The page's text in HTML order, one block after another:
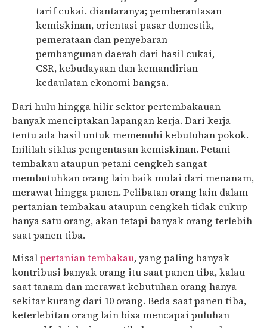
tarif cukai. diantaranya; pemberantasan
kemiskinan, orientasi pasar domestik,
pemerataan dan penyebaran
pembangunan daerah dari hasil cukai,
CSR, kebudayaan dan kemandirian
kedaulatan ekonomi bangsa.
Dari hulu hingga hilir sektor pertembakauan
banyak menciptakan lapangan kerja. Dari kerja
tentu ada hasil untuk memenuhi kebutuhan pokok.
Inililah siklus pengentasan kemiskinan. Petani
tembakau ataupun petani cengkeh sangat
membutuhkan orang lain baik mulai dari menanam,
merawat hingga panen. Pelibatan orang lain dalam
pertanian tembakau ataupun cengkeh tidak cukup
hanya satu orang, akan tetapi banyak orang terlebih
saat panen tiba.
Misalpertanian tembakau, yang paling banyak
kontribusi banyak orang itu saat panen tiba, kalau
saat tanam dan merawat kebutuhan orang hanya
sekitar kurang dari 10 orang. Beda saat panen tiba,
keterlebitan orang lain bisa mencapai puluhan